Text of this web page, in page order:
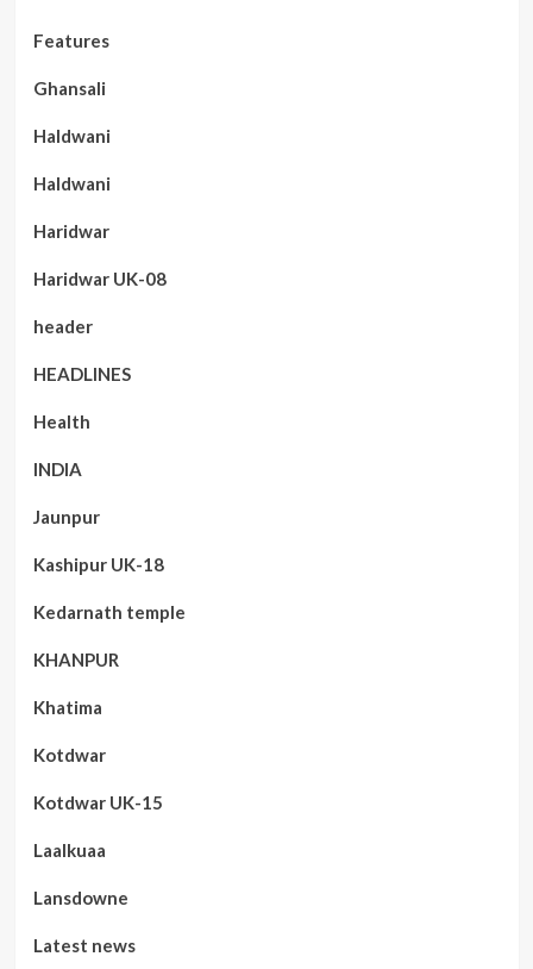
Features
Ghansali
Haldwani
Haldwani
Haridwar
Haridwar UK-08
header
HEADLINES
Health
INDIA
Jaunpur
Kashipur UK-18
Kedarnath temple
KHANPUR
Khatima
Kotdwar
Kotdwar UK-15
Laalkuaa
Lansdowne
Latest news